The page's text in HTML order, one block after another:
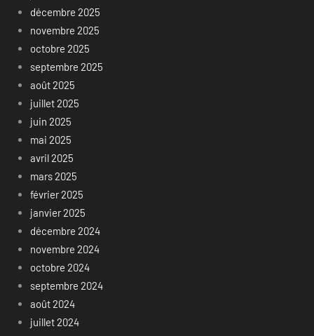
décembre 2025
novembre 2025
octobre 2025
septembre 2025
août 2025
juillet 2025
juin 2025
mai 2025
avril 2025
mars 2025
février 2025
janvier 2025
décembre 2024
novembre 2024
octobre 2024
septembre 2024
août 2024
juillet 2024